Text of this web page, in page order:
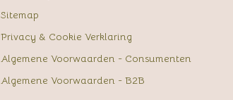
Sitemap
Privacy & Cookie Verklaring
Algemene Voorwaarden - Consumenten
Algemene Voorwaarden - B2B